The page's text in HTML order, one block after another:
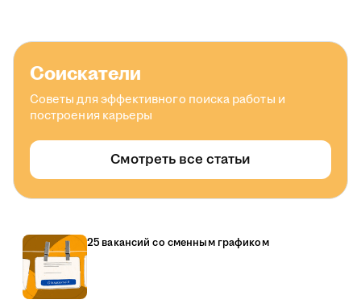
Соискатели
Советы для эффективного поиска работы и
построения карьеры
Смотреть все статьи
25 вакансий со сменным графиком